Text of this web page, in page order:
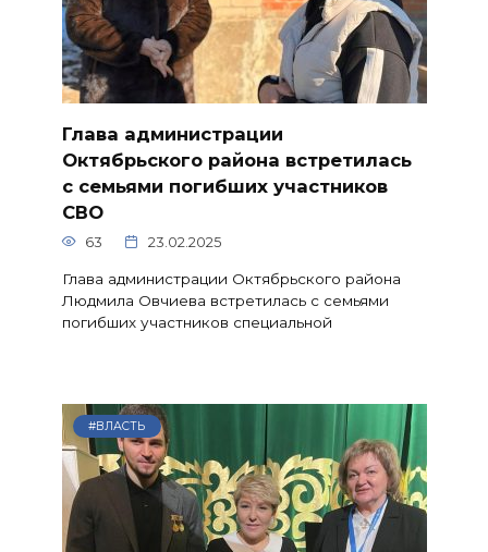
Глава администрации
Октябрьского района встретилась
с семьями погибших участников
СВО
63 23.02.2025
Глава администрации Октябрьского района
Людмила Овчиева встретилась с семьями
погибших участников специальной
#ВЛАСТЬ